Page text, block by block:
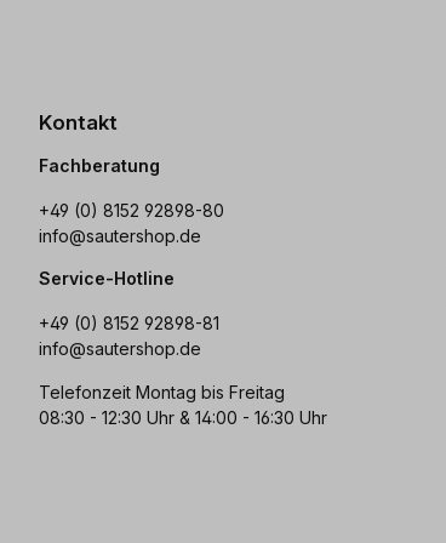
Kontakt
Fachberatung
+49 (0) 8152 92898-80
info@sautershop.de
Service-Hotline
+49 (0) 8152 92898-81
info@sautershop.de
Telefonzeit Montag bis Freitag
08:30 - 12:30 Uhr & 14:00 - 16:30 Uhr